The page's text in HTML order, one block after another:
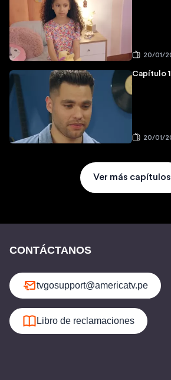
20/01/
Capítulo
20/01/
Ver más capítulos
CONTÁCTANOS
tvgosupport@americatv.pe
Libro de reclamaciones